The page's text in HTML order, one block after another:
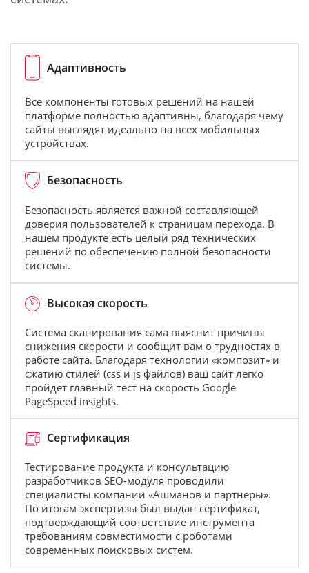
Адаптивность
Все компоненты готовых решений на нашей
платформе полностью адаптивны, благодаря чему
сайты выглядят идеально на всех мобильных
устройствах.
Безопасность
Безопасность является важной составляющей
доверия пользователей к страницам перехода. В
нашем продукте есть целый ряд технических
решений по обеспечению полной безопасности
системы.
Высокая скорость
Система сканирования сама выяснит причины
снижения скорости и сообщит вам о трудностях в
работе сайта. Благодаря технологии «композит» и
сжатию стилей (css и js файлов) ваш сайт легко
пройдет главный тест на скорость Google
PageSpeed insights.
Сертификация
Тестирование продукта и консультацию
разработчиков SEO-модуля проводили
специалисты компании «Ашманов и партнеры».
По итогам экспертизы был выдан сертификат,
подтверждающий соответствие инструмента
требованиям совместимости с роботами
современных поисковых систем.